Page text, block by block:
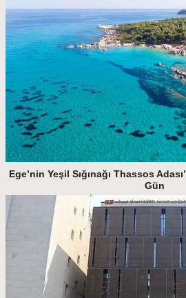
Ege’nin Yeşil Sığınağı Thassos
Gün